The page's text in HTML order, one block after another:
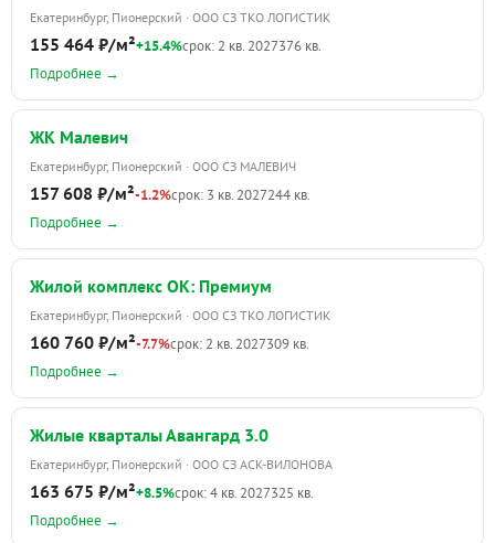
Екатеринбург, Пионерский · ООО СЗ ТКО ЛОГИСТИК
155 464 ₽/м²+15.4%срок: 2 кв. 2027376 кв.
Подробнее →
ЖК Малевич
Екатеринбург, Пионерский · ООО СЗ МАЛЕВИЧ
157 608 ₽/м²-1.2%срок: 3 кв. 2027244 кв.
Подробнее →
Жилой комплекс ОК: Премиум
Екатеринбург, Пионерский · ООО СЗ ТКО ЛОГИСТИК
160 760 ₽/м²-7.7%срок: 2 кв. 2027309 кв.
Подробнее →
Жилые кварталы Авангард 3.0
Екатеринбург, Пионерский · ООО СЗ АСК-ВИЛОНОВА
163 675 ₽/м²+8.5%срок: 4 кв. 2027325 кв.
Подробнее →